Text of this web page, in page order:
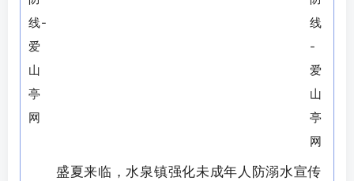
盛夏来临，水泉镇强化未成年人防溺水宣传